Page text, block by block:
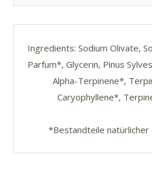
Ingredients: Sodium Olivate,
Parfum*, Glycerin, Pinus
Alpha-Terpinene*,
Caryophyllene*,
*Bestandteile natürlicher